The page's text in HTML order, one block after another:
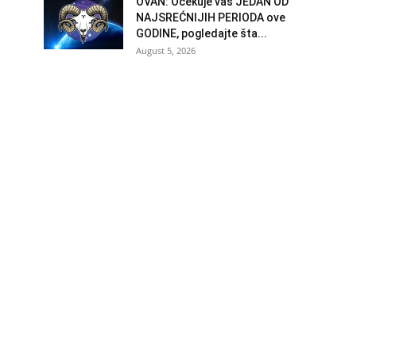
NAJSREĆNIJIH PERIODA ove
GODINE, pogledajte šta...
August 5, 2026